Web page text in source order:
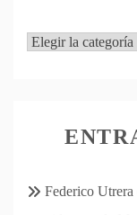
Categorías
Federico Utrera